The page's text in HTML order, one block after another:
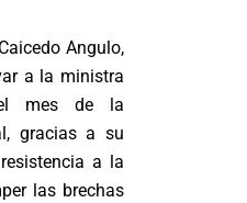
Angulo,
a la ministra
el mes de la
gracias a su
a la
las brechas